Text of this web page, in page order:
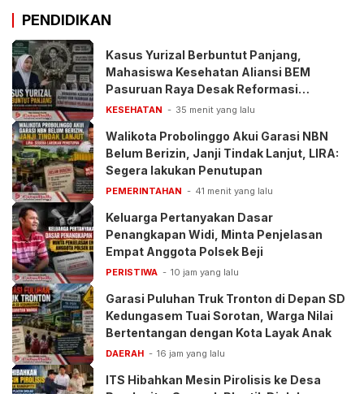
PENDIDIKAN
Kasus Yurizal Berbuntut Panjang,
Mahasiswa Kesehatan Aliansi BEM
Pasuruan Raya Desak Reformasi
Pelayanan BPJS
KESEHATAN 35 menit yang lalu
Walikota Probolinggo Akui Garasi NBN
Belum Berizin, Janji Tindak Lanjut, LIRA:
Segera lakukan Penutupan
PEMERINTAHAN 41 menit yang lalu
Keluarga Pertanyakan Dasar
Penangkapan Widi, Minta Penjelasan
Empat Anggota Polsek Beji
PERISTIWA 10 jam yang lalu
Garasi Puluhan Truk Tronton di Depan SD
Kedungasem Tuai Sorotan, Warga Nilai
Bertentangan dengan Kota Layak Anak
DAERAH 16 jam yang lalu
ITS Hibahkan Mesin Pirolisis ke Desa